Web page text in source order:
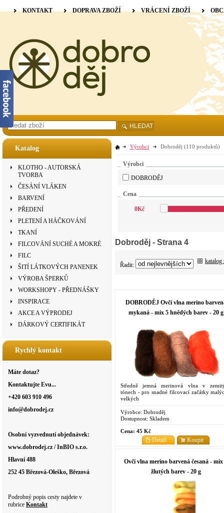
Katalog
KLOTHO - AUTORSKÁ
TVORBA
ČESÁNÍ VLÁKEN
BARVENÍ
PŘEDENÍ
PLETENÍ A HÁČKOVÁNÍ
TKANÍ
FILCOVÁNÍ SUCHÉ A MOKRÉ
FILC
ŠITÍ LÁTKOVÝCH PANENEK
VÝROBA ŠPERKŮ
WORKSHOPY - PŘEDNÁŠKY
INSPIRACE
AKCE A VÝPRODEJ
DÁRKOVÝ CERTIFIKÁT
Rychlý kontakt
Máte dotaz?
Kontaktujte Evu...
+420 603 910 496
info@dobrodej.cz
Osobní vyzvednutí objednávek:
www.dobrodej.cz / InBIO s.r.o.
Hlavní 488
252 45 Březová-Oleško, Březová
Podrobný popis cesty najdete v
rubrice Kontakt
Výrobci Dobroděj (110 produktů)
Výrobci
DOBRODĚJ
Cena
0Kč
Dobroděj - Strana 4
Řadit:
katalog
DOBRODĚJ Ovčí vlna merino
mykaná - mix 5 hnědých barev - 20 g
Středně jemná merinová vlna v
tónech - pro snadné filcovací začátky
velkých
Výrobce: Dobroděj
Dostupnost: Skladem
Cena: 45 Kč
Koupit
Detail
Ovčí vlna merino barvená česaná - mix
žlutých barev - 20 g
KONTAKT DOPRAVA ZBOŽÍ VRÁCENÍ ZBOŽÍ
HLEDAT